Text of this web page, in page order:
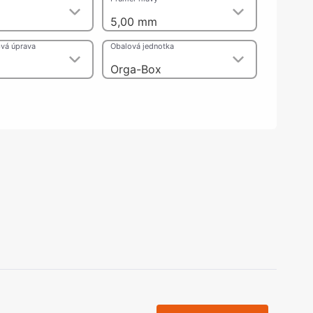
nohy, Nábytkové nohy a
nastavení
kování
kluzáky a kolečka
5,00 mm
úprava
Orga-Box
Obalová jednotka